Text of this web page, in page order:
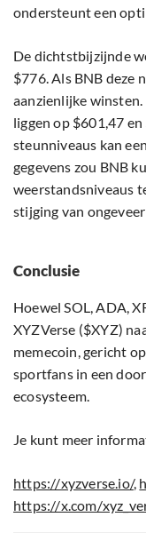
ondersteunt een
De dichtstbijzijnde
$776. Als BNB deze
aanzienlijke
liggen op $601,47
steunniveaus kan
gegevens zou BNB
weerstandsniveaus
stijging van
Conclusie
Hoewel SOL, ADA,
XYZVerse ($XYZ)
memecoin, gericht
sportfans in een
ecosysteem.
Je kunt meer
https://xyzverse.io/,
https://x.com/